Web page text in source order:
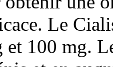
Le
et 100 mg.